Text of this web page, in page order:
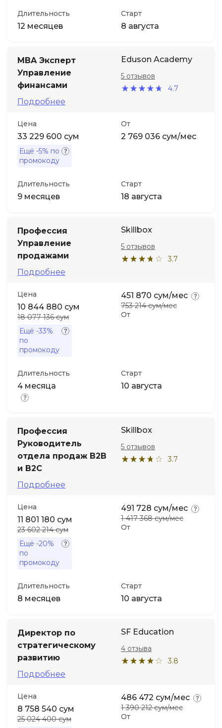
Длительность
12 месяцев
Старт
8 августа
MBA Эксперт
Управление
финансами
Подробнее
Eduson Academy
4.7
5 отзывов
Цена
33 229 600 сум
Ещё -5% по
промокоду
От
2 769 036 сум/мес
Длительность
9 месяцев
Старт
18 августа
Профессия
Управление
продажами
Подробнее
Skillbox
3.7
5 отзывов
Цена
10 844 880 сум
18 077 136 сум
Ещё -33%
по
промокоду
От
451 870 сум/мес
753 214 сум/мес
Длительность
4 месяца
Старт
10 августа
Профессия
Руководитель
отдела продаж B2B
и B2C
Подробнее
Skillbox
3.7
5 отзывов
Цена
11 801 180 сум
23 602 214 сум
Ещё -20%
по
промокоду
От
491 728 сум/мес
1 417 368 сум/мес
Длительность
8 месяцев
Старт
10 августа
Директор по
стратегическому
развитию
Подробнее
SF Education
3.8
4 отзыва
Цена
8 758 540 сум
25 024 400 сум
От
486 472 сум/мес
1 390 212 сум/мес